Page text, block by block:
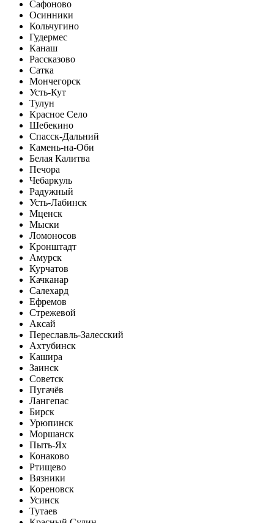
Сафоново
Осинники
Кольчугино
Гудермес
Канаш
Рассказово
Сатка
Мончегорск
Усть-Кут
Тулун
Красное Село
Шебекино
Спасск-Дальний
Камень-на-Оби
Белая Калитва
Печора
Чебаркуль
Радужный
Усть-Лабинск
Мценск
Мыски
Ломоносов
Кронштадт
Амурск
Курчатов
Качканар
Салехард
Ефремов
Стрежевой
Аксай
Переславль-Залесский
Ахтубинск
Кашира
Заинск
Советск
Пугачёв
Лангепас
Бирск
Урюпинск
Моршанск
Пыть-Ях
Конаково
Ртищево
Вязники
Кореновск
Усинск
Тутаев